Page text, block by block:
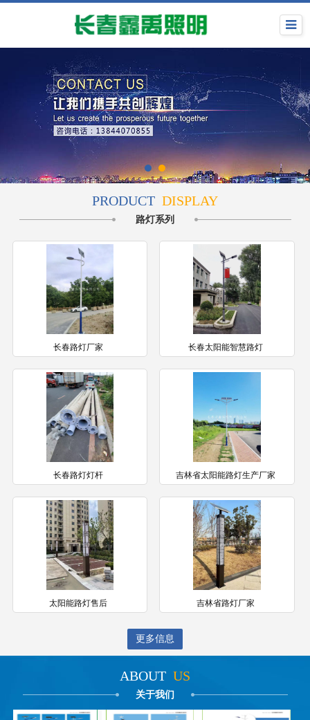
PRODUCT DISPLAY
路灯系列
长春路灯厂家 长春太阳能智慧路灯
长春路灯灯杆 吉林省太阳能路灯生产厂家
太阳能路灯售后 吉林省路灯厂家
更多信息
ABOUT US
关于我们